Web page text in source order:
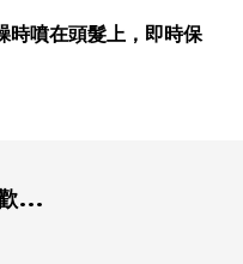
時噴在頭髮上，即時保
...